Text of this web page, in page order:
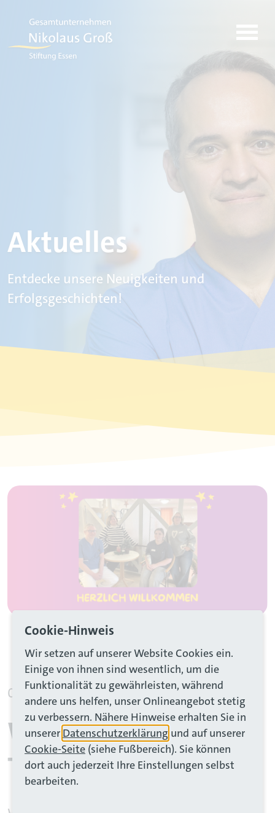
Aktuelles
Entdecke unsere Neuigkeiten und
Erfolgsgeschichten!
Karussell zu überspringen
Karussell
04. Dezember 2025
Willkommen im
Team!
Cookie-Hinweis
Wir setzen auf unserer Website Cookies ein.
Einige von ihnen sind wesentlich, um die
Funktionalität zu gewährleisten, während
andere uns helfen, unser Onlineangebot stetig
zu verbessern. Nähere Hinweise erhalten Sie in
unserer Datenschutzerklärung und auf unserer
Cookie-Seite (siehe Fußbereich). Sie können
dort auch jederzeit Ihre Einstellungen selbst
bearbeiten.